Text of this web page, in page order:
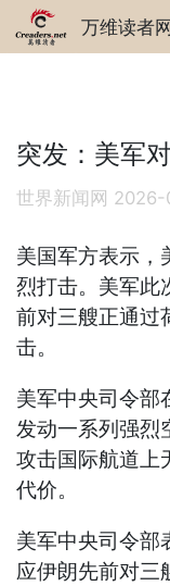
万维读者
突发：美军
世界新闻网 2026-
美国军方表示，
烈打击。美军此
前对三艘正通过
击。
美军中央司令部
发动一系列强烈
攻击国际航道上
代价。
美军中央司令部
应伊朗先前对三